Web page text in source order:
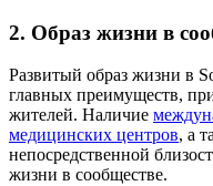
2. Образ жизни в
Развитый образ жизни в
главных преимуществ,
жителей. Наличие
медицинских центров, а
непосредственной
жизни в сообществе.